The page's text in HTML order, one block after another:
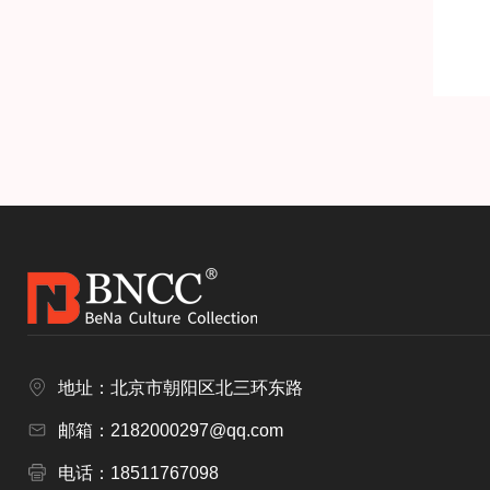
地址：北京市朝阳区北三环东路
邮箱：2182000297@qq.com
电话：18511767098